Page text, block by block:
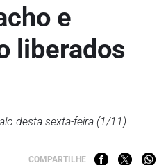
e
liberados
desta sexta-feira (1/11)
COMPARTILHE